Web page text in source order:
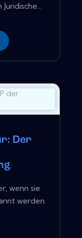
Der
wenn sie
werden.